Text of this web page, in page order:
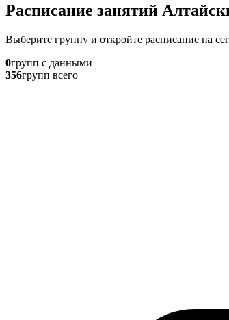
Расписание занятий
Выберите группу и откройте расписание на
0групп с данными
356групп всего